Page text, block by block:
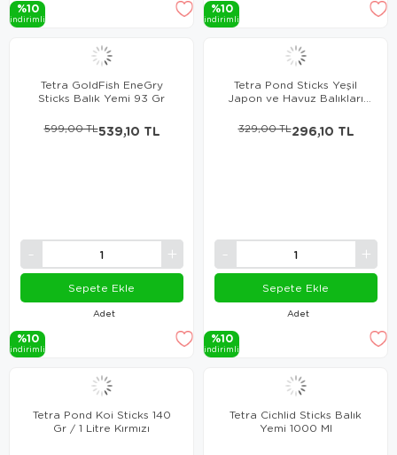
%10
i̇ndi̇ri̇mli̇
%10
i̇ndi̇ri̇mli̇
Tetra GoldFish EneGry
Sticks Balık Yemi 93 Gr
Adet
539,10 TL
599,00 TL
Sepete Ekle
%10
i̇ndi̇ri̇mli̇
Tetra Pond Sticks Yeşil
Japon ve Havuz Balıkları
Adet
296,10 TL
329,00 TL
Sepete Ekle
%10
i̇ndi̇ri̇mli̇
Tetra Pond Koi Sticks 140
Gr / 1 Litre Kırmızı
Tetra Cichlid Sticks Balık
Yemi 1000 Ml